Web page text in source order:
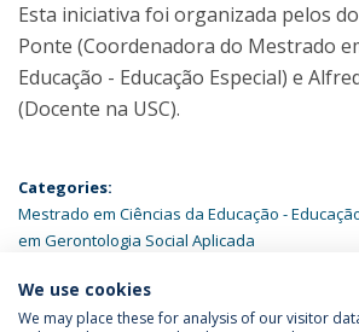
Esta iniciativa foi organizada pelos
Ponte (Coordenadora do Mestrado
Educação - Educação Especial) e
(Docente na USC).
Categories:
Mestrado em Ciências da Educação -
em Gerontologia Social Aplicada
We use cookies
We may place these for analysis of our visitor